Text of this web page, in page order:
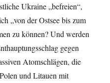
Ukraine „befreien“,
„von der Ostsee bis zum
zu können? Und werden
gegen
Atomschlägen, die
und Litauen mit